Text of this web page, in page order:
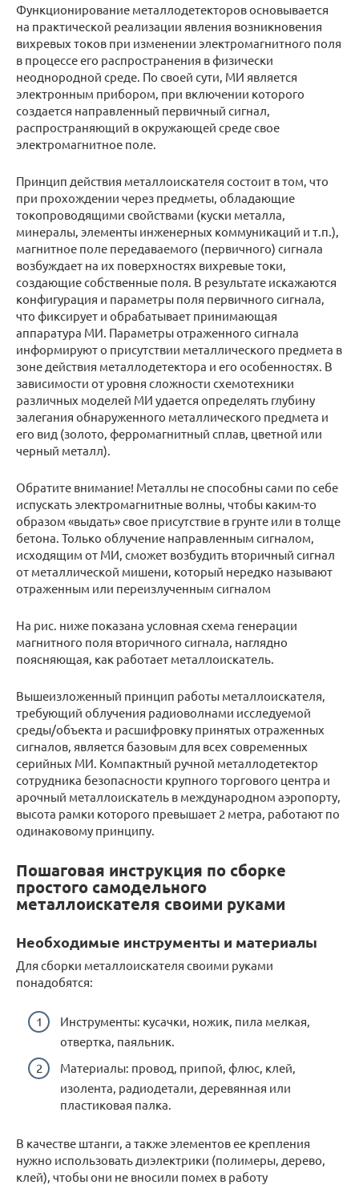
Функционирование металлодетекторов основывается
на пpaктической реализации явления возникновения
вихревых токов при изменении электромагнитного поля
в процессе его распространения в физически
неоднородной среде. По своей сути, МИ является
электронным прибором, при включении которого
создается направленный первичный сигнал,
распространяющий в окружающей среде свое
электромагнитное поле.
Принцип действия металлоискателя состоит в том, что
при прохождении через предметы, обладающие
токопроводящими свойствами (куски металла,
минералы, элементы инженерных коммуникаций и т.п.),
магнитное поле передаваемого (первичного) сигнала
возбуждает на их поверхностях вихревые токи,
создающие собственные поля. В результате искажаются
конфигурация и параметры поля первичного сигнала,
что фиксирует и обpaбатывает принимающая
аппаратура МИ. Параметры отраженного сигнала
информируют о присутствии металлического предмета в
зоне действия металлодетектора и его особенностях. В
зависимости от уровня сложности схемотехники
различных моделей МИ удается определять глубину
залегания обнаруженного металлического предмета и
его вид (золото, ферромагнитный сплав, цветной или
черный металл).
Обратите внимание! Металлы не способны сами по себе
испускать электромагнитные волны, чтобы каким-то
образом «выдать» свое присутствие в грунте или в толще
бетона. Только облучение направленным сигналом,
исходящим от МИ, сможет возбудить вторичный сигнал
от металлической мишени, который нередко называют
отраженным или переизлученным сигналом
На рис. ниже показана условная схема генерации
магнитного поля вторичного сигнала, наглядно
поясняющая, как работает металлоискатель.
Вышеизложенный принцип работы металлоискателя,
требующий облучения радиоволнами исследуемой
среды/объекта и расшифровку принятых отраженных
сигналов, является базовым для всех современных
серийных МИ. Компактный ручной металлодетектор
сотрудника безопасности крупного торгового центра и
арочный металлоискатель в международном аэропорту,
высота рамки которого превышает 2 метра, работают по
одинаковому принципу.
Пошаговая инструкция по сборке
простого самодельного
металлоискателя своими руками
Необходимые инструменты и материалы
Для сборки металлоискателя своими руками
понадобятся:
Инструменты: кусачки, ножик, пила мелкая,
отвертка, паяльник.
Материалы: провод, припой, флюс, клей,
изолента, радиодетали, деревянная или
пластиковая палка.
В качестве штанги, а также элементов ее крепления
нужно использовать диэлектрики (полимеры, дерево,
клей), чтобы они не вносили помех в работу